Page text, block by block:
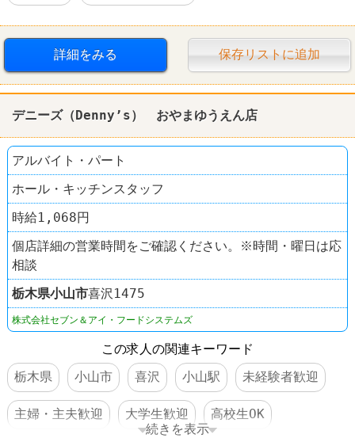
詳細をみる 保存リストに追加
デニーズ（Denny’s） おやまゆうえん店
アルバイト・パート
ホール・キッチンスタッフ
時給1,068円
個店詳細の営業時間をご確認ください。※時間・曜日は応
相談
栃木県小山市喜沢1475
株式会社セブン＆アイ・フードシステムズ
この求人の関連キーワード
栃木県
小山市 喜沢 小山駅 未経験者歓迎
主婦・主夫歓迎 大学生歓迎 高校生OK
続きを表示